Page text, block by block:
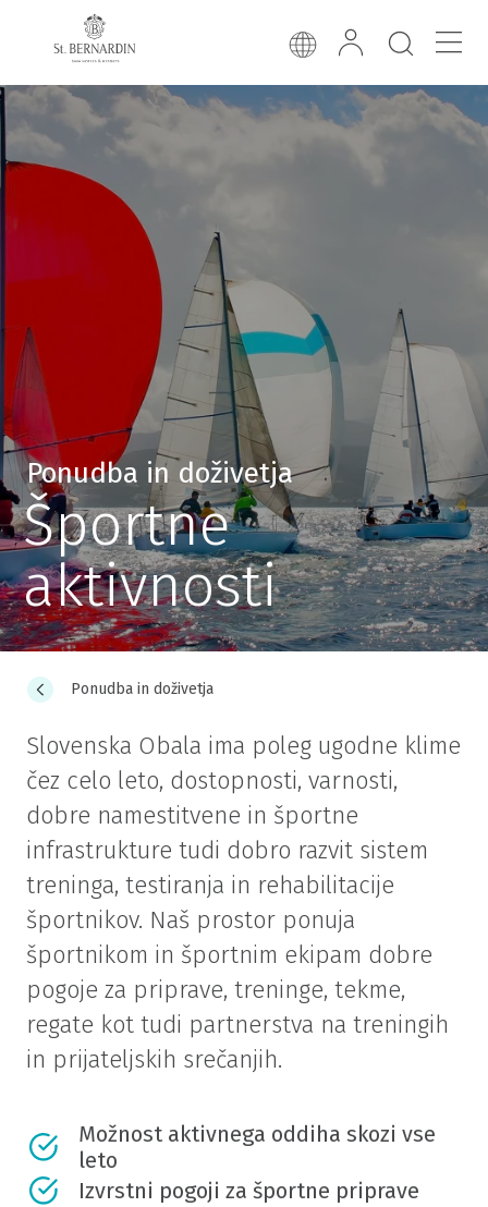
Ponudba in doživetja
Športne
aktivnosti
Ponudba in doživetja
Slovenska Obala ima poleg ugodne klime
čez celo leto, dostopnosti, varnosti,
dobre namestitvene in športne
infrastrukture tudi dobro razvit sistem
treninga, testiranja in rehabilitacije
športnikov. Naš prostor ponuja
športnikom in športnim ekipam dobre
pogoje za priprave, treninge, tekme,
regate kot tudi partnerstva na treningih
in prijateljskih srečanjih.
Možnost aktivnega oddiha skozi vse
leto
Izvrstni pogoji za športne priprave